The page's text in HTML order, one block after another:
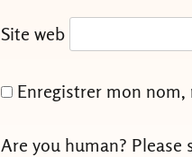
Site web
Enregistrer mon
Are you human? Please